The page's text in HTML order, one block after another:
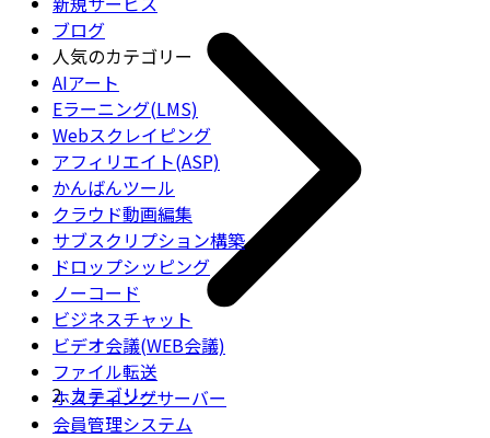
ブログ
人気のカテゴリー
AIアート
Eラーニング(LMS)
Webスクレイピング
アフィリエイト(ASP)
かんばんツール
クラウド動画編集
サブスクリプション構築
ドロップシッピング
ノーコード
ビジネスチャット
ビデオ会議(WEB会議)
ファイル転送
ホスティングサーバー
会員管理システム
カテゴリー